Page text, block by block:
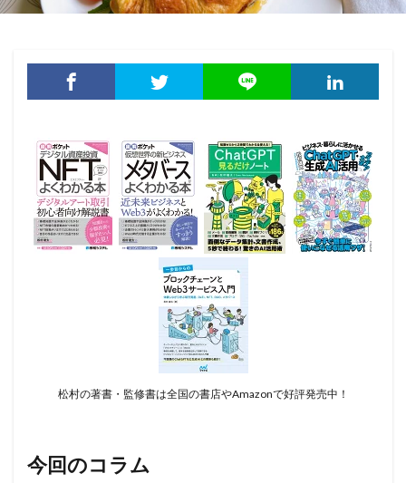
松村の著書・監修書は全国の書店やAmazonで好評発売中！
今回のコラム